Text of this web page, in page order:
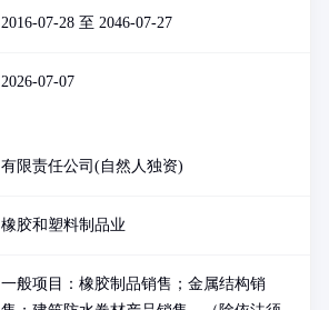
2016-07-28 至 2046-07-27
2026-07-07
有限责任公司(自然人独资)
橡胶和塑料制品业
一般项目：橡胶制品销售；金属结构销